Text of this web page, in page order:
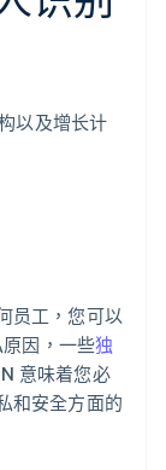
以及增长计
员工，您可以
因，一些独
意味着您必
和安全方面的